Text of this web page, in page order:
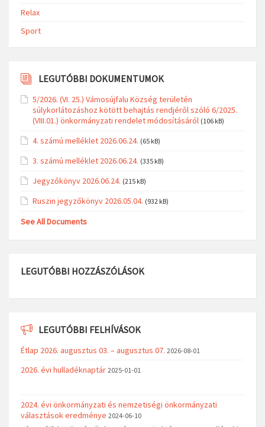
Relax
Sport
LEGUTÓBBI DOKUMENTUMOK
5/2026. (VI. 25.) Vámosújfalu Község területén
súlykorlátozáshoz kötött behajtás rendjéről szóló 6/2025.
(VIII.01.) önkormányzati rendelet módosításáról (106 kB)
4. számú melléklet 2026.06.24. (65 kB)
3. számú melléklet 2026.06.24. (335 kB)
Jegyzőkönyv 2026.06.24. (215 kB)
Ruszin jegyzőkönyv 2026.05.04. (932 kB)
See All Documents
LEGUTÓBBI HOZZÁSZÓLÁSOK
LEGUTÓBBI FELHÍVÁSOK
Étlap 2026. augusztus 03. – augusztus 07. 2026-08-01
2026. évi hulladéknaptár 2025-01-01
2024. évi önkormányzati és nemzetiségi önkormányzati
választások eredménye 2024-06-10